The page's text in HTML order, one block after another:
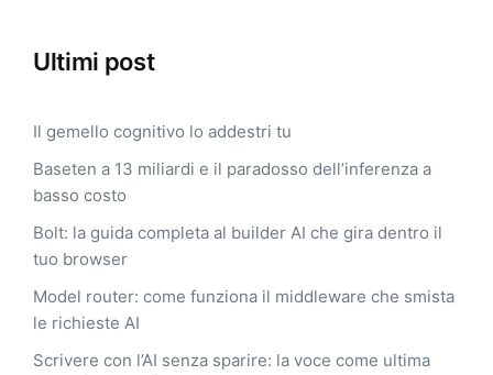
Ultimi post
Il gemello cognitivo lo addestri tu
Baseten a 13 miliardi e il paradosso dell’inferenza a
basso costo
Bolt: la guida completa al builder AI che gira dentro il
tuo browser
Model router: come funziona il middleware che smista
le richieste AI
Scrivere con l’AI senza sparire: la voce come ultima